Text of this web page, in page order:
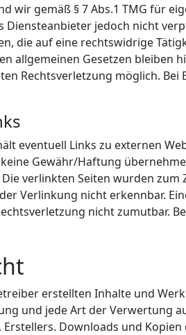
wir gemäß § 7 Abs.1 TMG für
Diensteanbieter jedoch nicht
die auf eine rechtswidrige
allgemeinen Gesetzen bleiben
Rechtsverletzung möglich.
eventuell Links zu externen
Gewähr/Haftung
verlinkten Seiten wurden
Verlinkung nicht erkennbar.
nicht zumutbar.
erstellten Inhalte und
und jede Art der Verwertung
Erstellers. Downloads und